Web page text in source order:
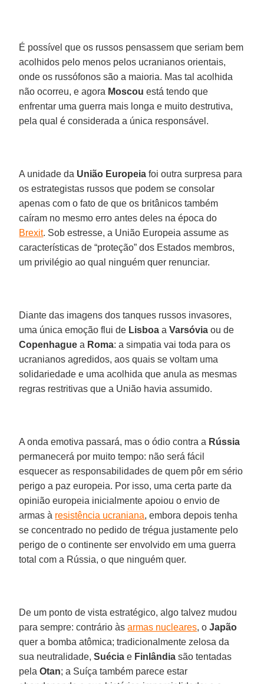
É possível que os russos pensassem que seriam bem
acolhidos pelo menos pelos ucranianos orientais,
onde os russófonos são a maioria. Mas tal acolhida
não ocorreu, e agora Moscou está tendo que
enfrentar uma guerra mais longa e muito destrutiva,
pela qual é considerada a única responsável.
A unidade da União Europeia foi outra surpresa para
os estrategistas russos que podem se consolar
apenas com o fato de que os britânicos também
caíram no mesmo erro antes deles na época do
Brexit. Sob estresse, a União Europeia assume as
características de “proteção” dos Estados membros,
um privilégio ao qual ninguém quer renunciar.
Diante das imagens dos tanques russos invasores,
uma única emoção flui de Lisboa aVarsóvia ou de
Copenhague a Roma: a simpatia vai toda para os
ucranianos agredidos, aos quais se voltam uma
solidariedade e uma acolhida que anula as mesmas
regras restritivas que a União havia assumido.
A onda emotiva passará, mas o ódio contra a Rússia
permanecerá por muito tempo: não será fácil
esquecer as responsabilidades de quem pôr em sério
perigo a paz europeia. Por isso, uma certa parte da
opinião europeia inicialmente apoiou o envio de
armas à resistência ucraniana, embora depois tenha
se concentrado no pedido de trégua justamente pelo
perigo de o continente ser envolvido em uma guerra
total com a Rússia, o que ninguém quer.
De um ponto de vista estratégico, algo talvez mudou
para sempre: contrário àsarmas nucleares, oJapão
quer a bomba atômica; tradicionalmente zelosa da
sua neutralidade,Suécia e Finlândia são tentadas
pelaOtan; a Suíça também parece estar